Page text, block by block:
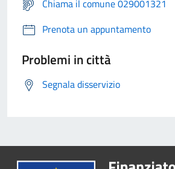
Chiama il comune 029001321
Prenota un appuntamento
Problemi in città
Segnala disservizio